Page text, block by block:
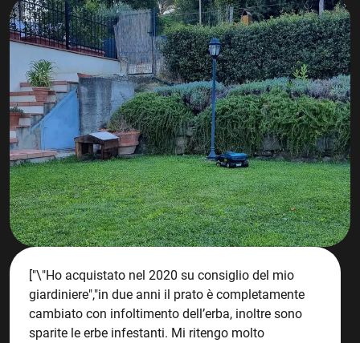
["\"Ho acquistato nel 2020 su consiglio del mio
giardiniere","in due anni il prato è completamente
cambiato con infoltimento dell’erba, inoltre sono
sparite le erbe infestanti. Mi ritengo molto